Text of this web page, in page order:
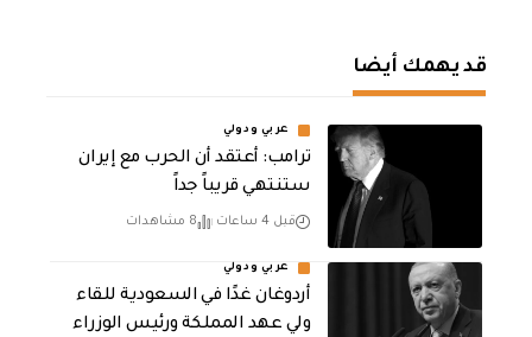
قد يهمك أيضا
عربي ودولي
‏ترامب: أعتقد أن الحرب مع إيران
ستنتهي قريباً جداً
قبل 4 ساعات 8 مشاهدات
عربي ودولي
أردوغان غدًا في السعودية للقاء
ولي عهد المملكة ورئيس الوزراء